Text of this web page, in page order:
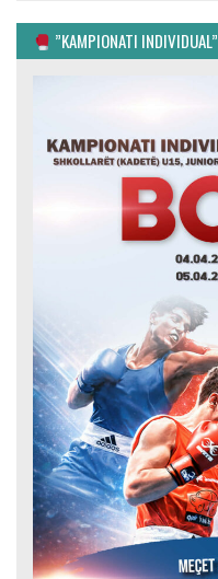
”KAMPIONATI INDIVIDUAL”